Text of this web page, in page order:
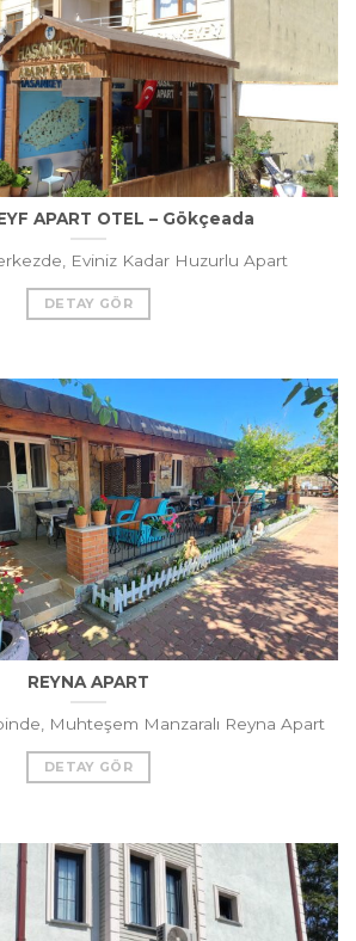
APART OTEL – Gökçeada
Eviniz Kadar Huzurlu Apart
DETAY GÖR
REYNA APART
Muhteşem Manzaralı Reyna Apart
DETAY GÖR